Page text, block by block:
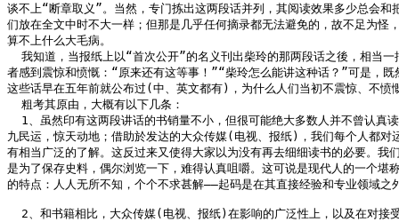
谈不上“断章取义”。当然，专门拣出这两段话并列，其阅读效果多少总会和
们放在全文中时不大一样；但那是几乎任何摘录都无法避免的，故不足为怪
算不上什么大毛病。
我知道，当报纸上以“首次公开”的名义刊出柴玲的那两段话之後，相当一
者感到震惊和愤慨：“原来还有这等事！”“柴玲怎么能讲这种话？”可是，既
这些话早在五年前就公布过(中、英文都有)，为什么人们当初不震惊、不愤
  粗考其原由，大概有以下几条：
1、虽然印有这两段讲话的书销量不小，但很可能绝大多数人并不曾认真
九民运，惊天动地；借助於发达的大众传媒(电视、报纸)，我们每个人都对
有相当广泛的了解。这反过来又使得大家以为没有再去细细读书的必要。我
是为了保存史料，偶尔浏览一下，难得认真咀嚼。这可说是现代人的一个堪
的特点：人人无所不知，个个不求甚解——起码是在其直接经验和专业领域之
2、和书籍相比，大众传媒(电视、报纸)在影响的广泛性上，以及在对接